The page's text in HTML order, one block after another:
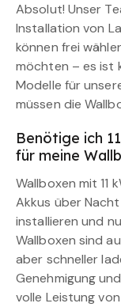
Absolut! Unser
Installation von
können frei
möchten – es ist
Modelle für
müssen die
Benötige ich
für meine
Wallboxen mit 11
Akkus über
installieren und
Wallboxen sind
aber schneller
Genehmigung
volle Leistung